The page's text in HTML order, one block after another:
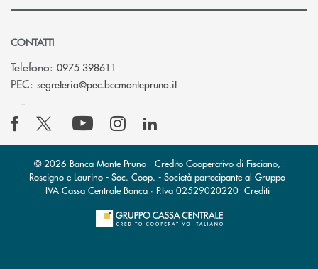
CONTATTI
Telefono: 0975 398611
PEC: segreteria@pec.bccmontepruno.it(si apre l’app di posta
© 2026 Banca Monte Pruno - Credito Cooperativo di Fisciano,
Roscigno e Laurino - Soc. Coop. - Società partecipante al Gruppo
IVA Cassa Centrale Banca · P.Iva 02529020220 Crediti